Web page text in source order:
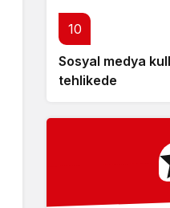
10
Sosyal medya
tehlikede